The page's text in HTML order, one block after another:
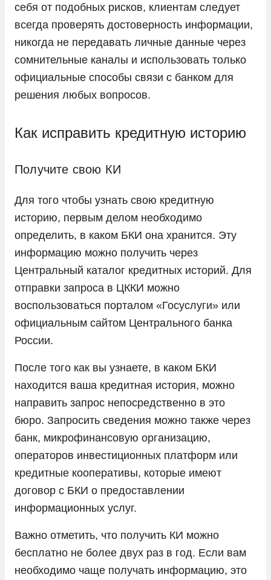
себя от подобных рисков, клиентам следует
всегда проверять достоверность информации,
никогда не передавать личные данные через
сомнительные каналы и использовать только
официальные способы связи с банком для
решения любых вопросов.
Как исправить кредитную историю
Получите свою КИ
Для того чтобы узнать свою кредитную
историю, первым делом необходимо
определить, в каком БКИ она хранится. Эту
информацию можно получить через
Центральный каталог кредитных историй. Для
отправки запроса в ЦККИ можно
воспользоваться порталом «Госуслуги» или
официальным сайтом Центрального банка
России.
После того как вы узнаете, в каком БКИ
находится ваша кредитная история, можно
направить запрос непосредственно в это
бюро. Запросить сведения можно также через
банк, микрофинансовую организацию,
операторов инвестиционных платформ или
кредитные кооперативы, которые имеют
договор с БКИ о предоставлении
информационных услуг.
Важно отметить, что получить КИ можно
бесплатно не более двух раз в год. Если вам
необходимо чаще получать информацию, это